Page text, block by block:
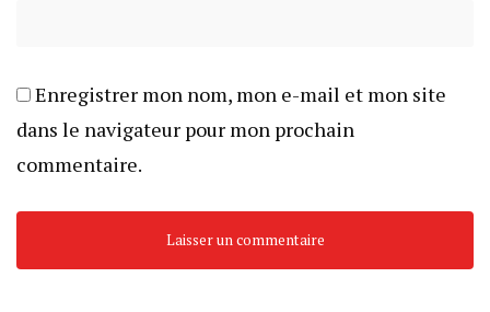
Enregistrer mon nom, mon e-mail et mon site
dans le navigateur pour mon prochain
commentaire.